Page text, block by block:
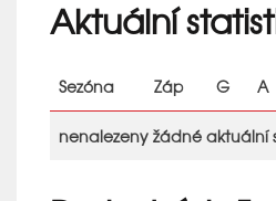
Aktuální
Sezóna Záp G A
nenalezeny žádné aktuální